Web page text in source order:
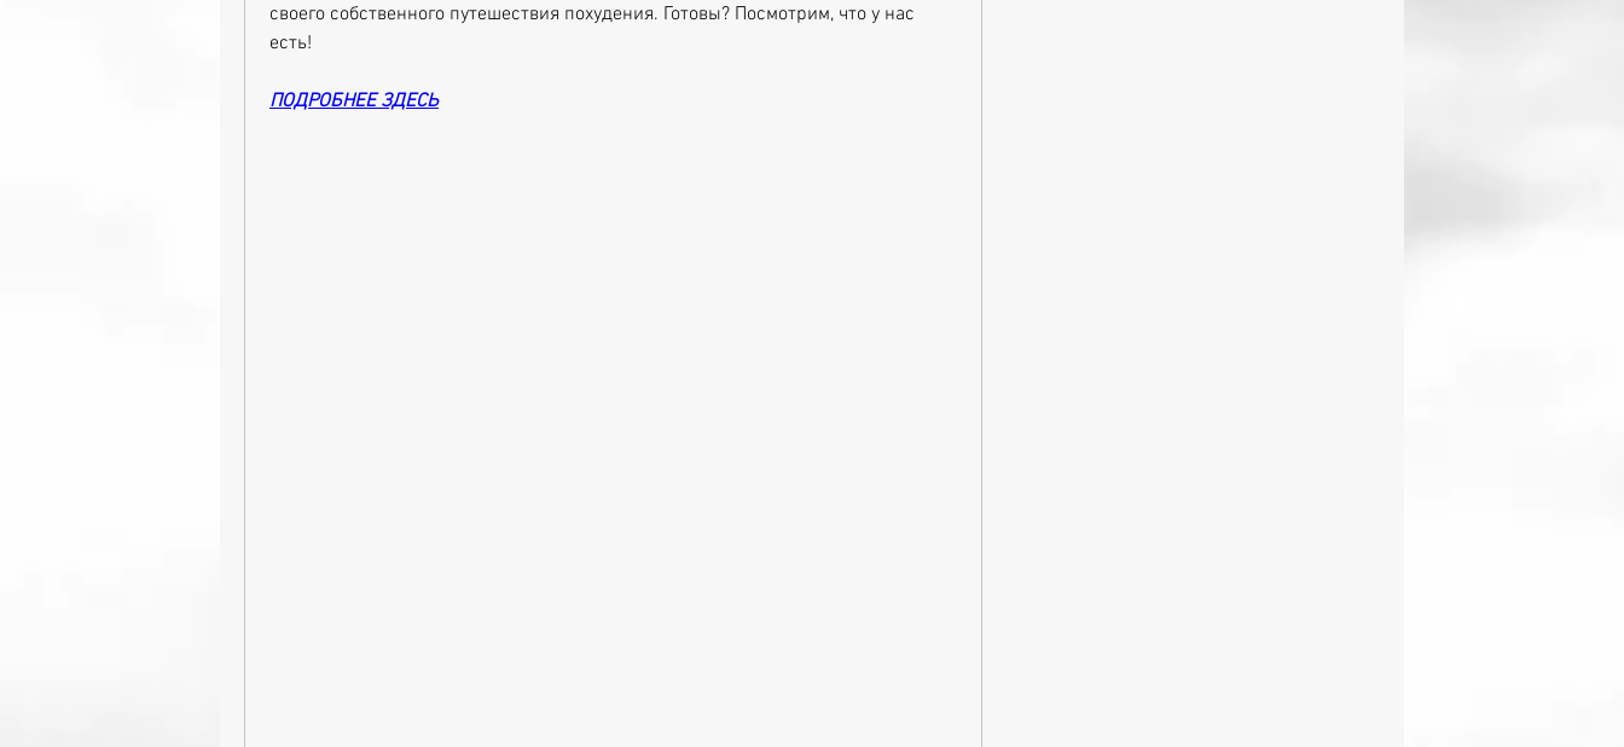
своего собственного путешествия похудения. Готовы? Посмотрим, что у нас
есть!
ПОДРОБНЕЕ ЗДЕСЬ